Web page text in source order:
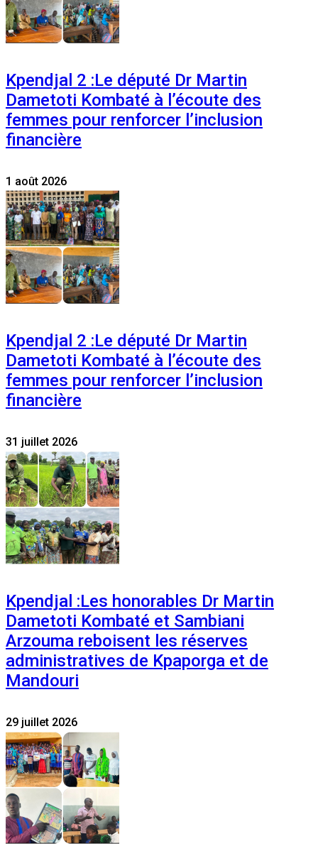
Kpendjal 2 :Le député Dr Martin
Dametoti Kombaté à l’écoute des
femmes pour renforcer l’inclusion
financière
1 août 2026
Kpendjal 2 :Le député Dr Martin
Dametoti Kombaté à l’écoute des
femmes pour renforcer l’inclusion
financière
31 juillet 2026
Kpendjal :Les honorables Dr Martin
Dametoti Kombaté et Sambiani
Arzouma reboisent les réserves
administratives de Kpaporga et de
Mandouri
29 juillet 2026